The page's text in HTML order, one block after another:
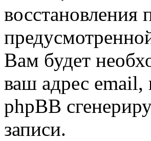
восстановления
Вам будет
ваш адрес email,
phpBB
записи.